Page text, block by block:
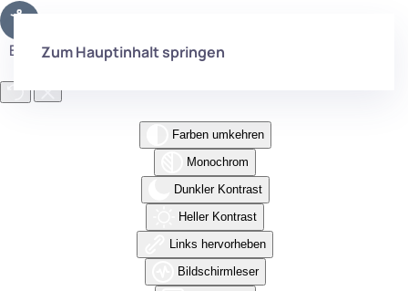
Eingabehilfen öffnen
Farben umkehren
Monochrom
Dunkler Kontrast
Heller Kontrast
Links hervorheben
Bildschirmleser
Zum Hauptinhalt springen